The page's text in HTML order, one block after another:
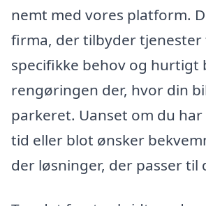
nemt med vores platform.
firma, der tilbyder tjenester
specifikke behov og hurtigt
rengøringen der, hvor din
parkeret. Uanset om du
tid eller blot ønsker
der løsninger, der passer til